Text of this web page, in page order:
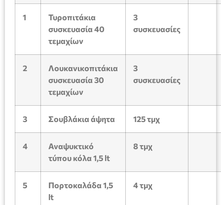
1
Τυροπιτάκια
συσκευασία 40
τεμαχίων
3
συσκευασίες
2
Λουκανικοπιτάκια
συσκευασία 30
τεμαχίων
3
συσκευασίες
3 Σουβλάκια άψητα 125 τμχ
4
Αναψυκτικό
τύπου κόλα 1,5 lt
8τμχ
5
Πορτοκαλάδα 1,5
lt
4τμχ